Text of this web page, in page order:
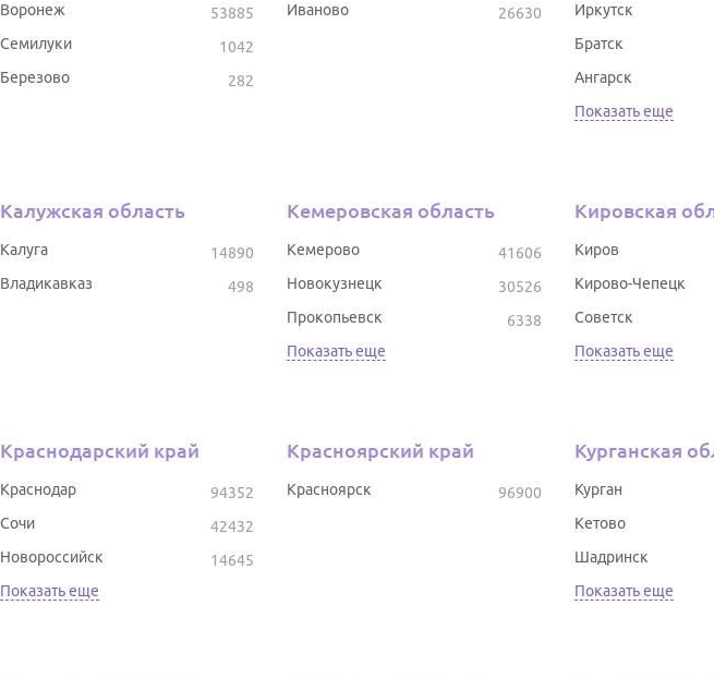
53885
Воронеж
1042
Семилуки
282
Березово
26630
Иваново Иркутск
Братск
Ангарск
Показать еще
Калужская область
14890
Калуга
498
Владикавказ
Кемеровская область
41606
Кемерово
30526
Новокузнецк
6338
Прокопьевск
Показать еще
Кировская
Киров
Кирово-Чепецк
Советск
Показать еще
Краснодарский край
94352
Краснодар
42432
Сочи
14645
Новороссийск
Показать еще
Красноярский край
96900
Красноярск
Курганская
Курган
Кетово
Шадринск
Показать еще